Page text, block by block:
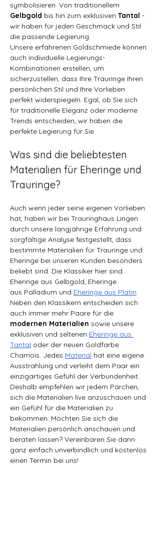
symbolisieren. Von traditionellem
Gelbgold bis hin zum exklusiven Tantal -
wir haben für jeden Geschmack und Stil
die passende Legierung.
​Unsere erfahrenen Goldschmiede können
auch individuelle Legierungs-
Kombinationen erstellen, um
sicherzustellen, dass Ihre Trauringe Ihren
persönlichen Stil und Ihre Vorlieben
perfekt widerspiegeln. Egal, ob Sie sich
für traditionelle Eleganz oder moderne
Trends entscheiden, wir haben die
perfekte Legierung für Sie.
Was sind die beliebtesten
Materialien für Eheringe und
Trauringe?
Auch wenn jeder seine eigenen Vorlieben
hat, haben wir bei Trauringhaus Lingen
durch unsere langjährige Erfahrung und
sorgfältige Analyse festgestellt, dass
bestimmte Materialien für Trauringe und
Eheringe bei unseren Kunden besonders
beliebt sind. Die Klassiker hier sind
Eheringe aus Gelbgold, Eheringe
aus Palladium und Eheringe aus Platin.
Neben den Klassikern entscheiden sich
auch immer mehr Paare für die
modernen Materialien sowie unsere
exklusiven und seltenen Eheringe aus
Tantal oder der neuen Goldfarbe
Chamois. Jedes Material hat eine eigene
Ausstrahlung und verleiht dem Paar ein
einzigartiges Gefühl der Verbundenheit.
Deshalb empfehlen wir jedem Pärchen,
sich die Materialien live anzuschauen und
ein Gefühl für die Materialien zu
bekommen. Möchten Sie sich die
Materialien persönlich anschauen und
beraten lassen? Vereinbaren Sie dann
ganz einfach unverbindlich und kostenlos
einen Termin bei uns!